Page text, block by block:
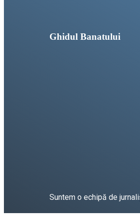
Ghidul Banatului
Suntem o echipă de